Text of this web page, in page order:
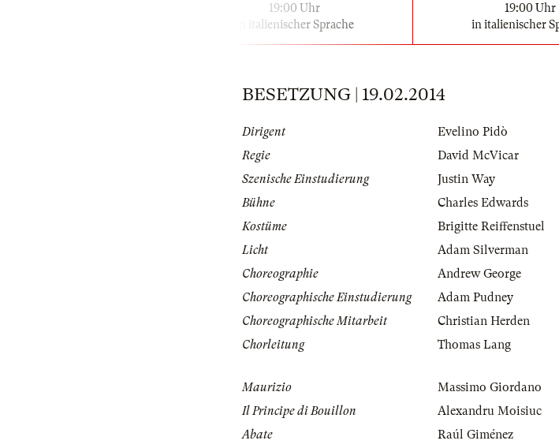
19:00 Uhr
in italienischer Sprache
19:00 Uhr
in italienischer
BESETZUNG | 19.02.2014
Dirigent
Evelino Pidò
Regie
David McVicar
Szenische Einstudierung
Justin Way
Bühne
Charles Edwards
Kostüme
Brigitte Reiffenstuel
Licht
Adam Silverman
Choreographie
Andrew George
Choreographische Einstudierung
Adam Pudney
Choreographische Mitarbeit
Christian Herden
Chorleitung
Thomas Lang
Maurizio
Massimo Giordano
Il Principe di Bouillon
Alexandru Moisiuc
Abate
Raúl Giménez